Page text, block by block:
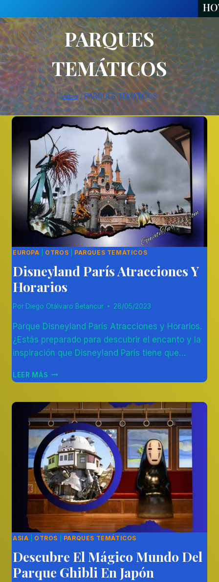
PARQUES
TEMÁTICOS
Inicio / PARQUES TEMÁTICOS
EUROPA OTROS PARQUES TEMÁTICOS
Disneyland París Atracciones Y
Horarios
Por Diego Otálvaro Betancur 28/05/2023
Parque Disneyland París Atracciones y Horarios.
¿Estás preparado para descubrir el encanto y la
inspiración que Disneyland París tiene que…
LEER MÁS DISNEYLAND
PARÍS
Y
HORARIOS
ASIA OTROS PARQUES TEMÁTICOS
Descubre El Mágico Mundo Del
Parque Ghibli En Japón